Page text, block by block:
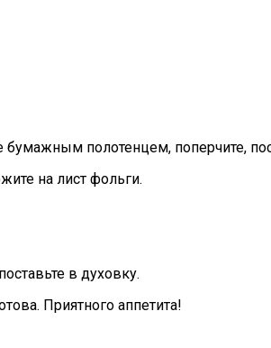
полотенцем, поперчите,
на лист фольги.
в духовку.
Приятного аппетита!